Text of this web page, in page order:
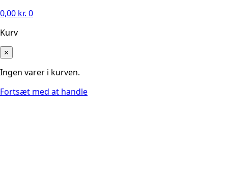
0,00 kr. 0
Kurv
×
Ingen varer i kurven.
Fortsæt med at handle